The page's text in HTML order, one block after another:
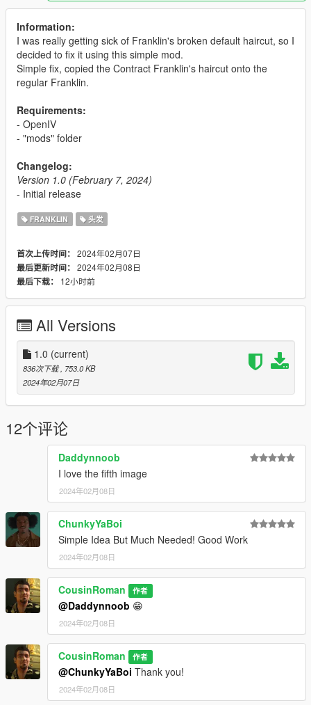
Information:
I was really getting sick of Franklin's broken default haircut, so I
decided to fix it using this simple mod.
Simple fix, copied the Contract Franklin's haircut onto the
regular Franklin.
Requirements:
- OpenIV
- "mods" folder
Changelog:
Version 1.0 (February 7, 2024)
- Initial release
FRANKLIN 头发
首次上传时间： 2024年02月07日
最后更新时间： 2024年02月08日
最后下载：
12小时前
All Versions
1.0 (current)
836次下载 , 753.0 KB
2024年02月07日
12个评论
Daddynnoob
I love the fifth image
2024年02月08日
ChunkyYaBoi
Simple Idea But Much Needed! Good Work
2024年02月08日
CousinRoman 作者
@Daddynnoob 😁
2024年02月08日
CousinRoman 作者
@ChunkyYaBoi Thank you!
2024年02月08日